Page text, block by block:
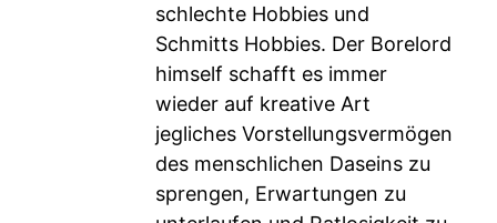
schlechte Hobbies und
Schmitts Hobbies. Der Borelord
himself schafft es immer
wieder auf kreative Art
jegliches Vorstellungsvermögen
des menschlichen Daseins zu
sprengen, Erwartungen zu